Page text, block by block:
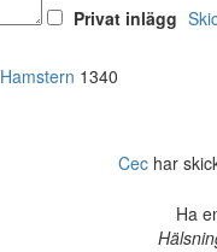
Privat inlägg
Hamstern 1340
Cechar
Ha